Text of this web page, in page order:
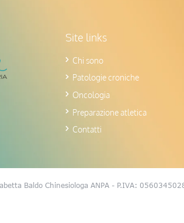
Site links
Chi sono
Patologie croniche
Oncologia
Preparazione atletica
Contatti
Baldo Chinesiologa ANPA - P.IVA: